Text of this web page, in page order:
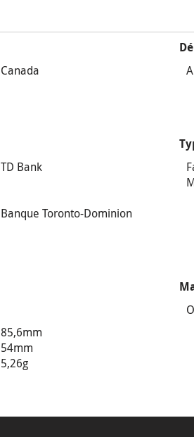
Canada
TD Bank
Banque Toronto-Dominion
85,6mm
54mm
5,26g